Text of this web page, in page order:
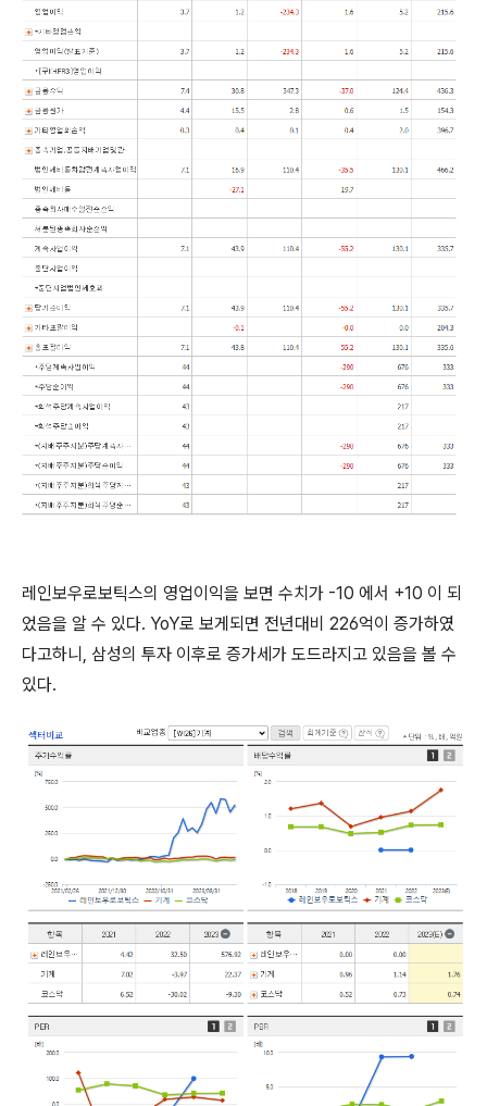
레인보우로보틱스의 영업이익을 보면 수치가 -10 에서 +10 이 되
었음을 알 수 있다. YoY로 보게되면 전년대비 226억이 증가하였
다고하니, 삼성의 투자 이후로 증가세가 도드라지고 있음을 볼 수
있다.